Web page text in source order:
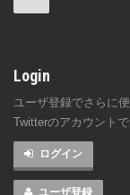
Login
ユーザ登録でさらに
Twitterのアカウント
ログイン
ユーザ登録